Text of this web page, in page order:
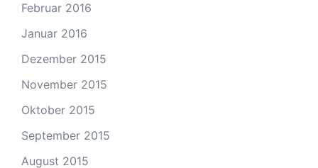
Februar 2016
Januar 2016
Dezember 2015
November 2015
Oktober 2015
September 2015
August 2015